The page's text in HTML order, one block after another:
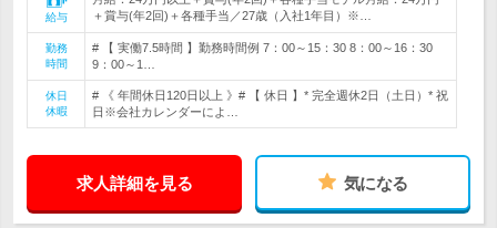
給与
＋賞与(年2回)＋各種手当／27歳（入社1年目）※…
勤務
時間
# 【 実働7.5時間 】勤務時間例 7：00～15：30 8：00～16：30
9：00～1…
休日
休暇
# 《 年間休日120日以上 》# 【 休日 】* 完全週休2日（土日）* 祝
日※会社カレンダーによ…
求人詳細を見る 気になる